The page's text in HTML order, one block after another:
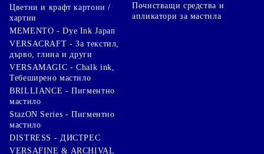
Цветни и крафт картони /
хартии
Почистващи средства и
апликатори за мастила
MEMENTO - Dye Ink Japan
VERSACRAFT - За текстил,
дърво, глина и други
VERSAMAGIC - Chalk ink,
Тебеширено мастило
BRILLIANCE - Пигментно
мастило
StazON Series - Пигментно
мастило
DISTRESS - ДИСТРЕС
VERSAFINE & ARCHIVAL